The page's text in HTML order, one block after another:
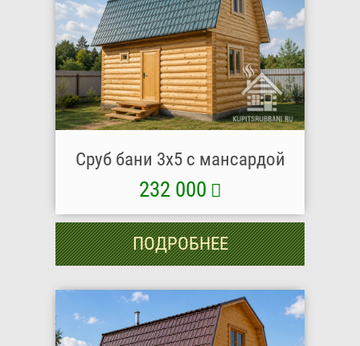
Сруб бани 3х5 с мансардой
232 000
ПОДРОБНЕЕ